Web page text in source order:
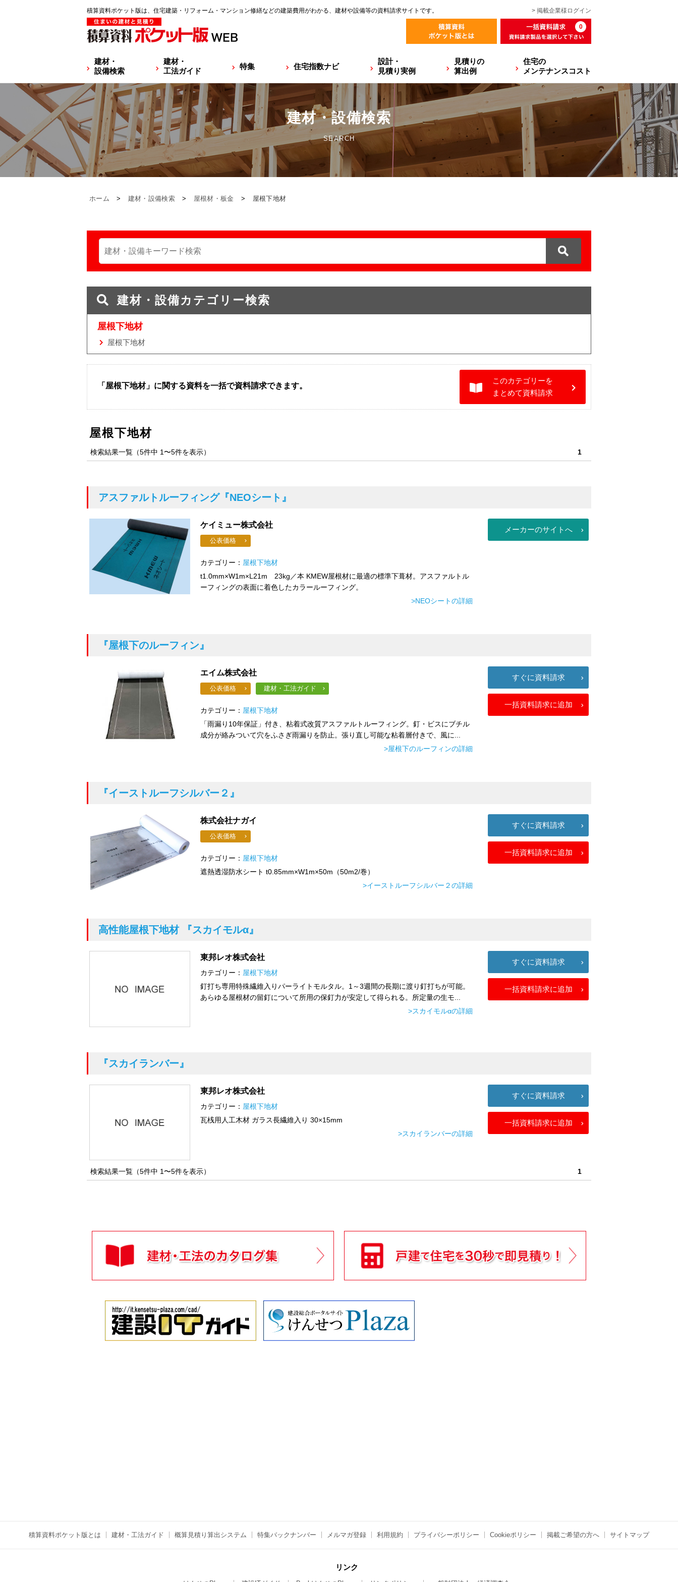
積算資料ポケット版は、住宅建築・リフォーム・マンション修繕などの建築費用がわかる、建材や設備等の資料請求サイトです。 > 掲載企業様 ログイン
0
建材・
設備検索
建材・
工法ガイド
特集 住宅指数ナビ
設計・
見積り実例
見積りの
算出例
住宅の
メンテナンスコスト
建材・設備検索
SEARCH
ホーム > 建材・設備検索 > 屋根材・板金 > 屋根下地材
建材・設備カテゴリー検索
屋根下地材
屋根下地材
「屋根下地材」に関する資料を一括で資料請求できます。
このカテゴリーを
まとめて資料請求
屋根下地材
検索結果一覧（5件中 1〜5件を表示） 1
アスファルトルーフィング『NEOシート』
ケイミュー株式会社
公表価格
カテゴリー： 屋根下地材
t1.0mm×W1m×L21m 23kg／本 KMEW屋根材に最適の標準下葺材。アスファルトル
ーフィングの表面に着色したカラールーフィング。
>NEOシートの詳細
メーカーのサイトへ
『屋根下のルーフィン』
エイム株式会社
公表価格 建材・工法ガイド
カテゴリー： 屋根下地材
「雨漏り10年保証」付き、粘着式改質アスファルトルーフィング。釘・ビスにブチル
成分が絡みついて穴をふさぎ雨漏りを防止。張り直し可能な粘着層付きで、風に...
>屋根下のルーフィンの詳細
すぐに資料請求
一括資料請求に追加
『イーストルーフシルバー２』
株式会社ナガイ
公表価格
カテゴリー： 屋根下地材
遮熱透湿防水シート t0.85mm×W1m×50m（50m2/巻）
>イーストルーフシルバー２の詳細
すぐに資料請求
一括資料請求に追加
高性能屋根下地材 『スカイモルα』
東邦レオ株式会社
カテゴリー： 屋根下地材
釘打ち専用特殊繊維入りパーライトモルタル。1～3週間の長期に渡り釘打ちが可能。
あらゆる屋根材の留釘について所用の保釘力が安定して得られる。所定量の生モ...
>スカイモルαの詳細
すぐに資料請求
一括資料請求に追加
『スカイランバー』
東邦レオ株式会社
カテゴリー： 屋根下地材
瓦桟用人工木材 ガラス長繊維入り 30×15mm
>スカイランバーの詳細
すぐに資料請求
一括資料請求に追加
検索結果一覧（5件中 1〜5件を表示） 1
積算資料ポケット版とは 建材・工法ガイド 概算見積り算出システム 特集バックナンバー メルマガ登録 利用規約 プライバシーポリシー Cookieポリシー 掲載ご希望の方へ サイトマップ
リンク